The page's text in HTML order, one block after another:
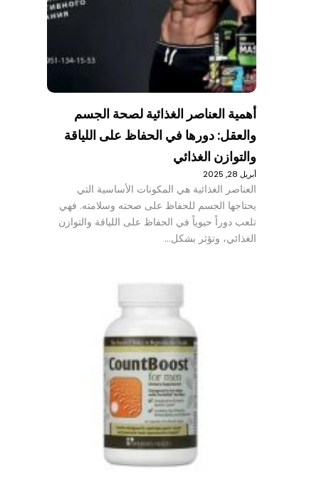
أهمية العناصر الغذائية لصحة الجسم
والعقل: دورها في الحفاظ على اللياقة
والتوازن الغذائي
أبريل 28, 2025
العناصر الغذائية هي المكونات الأساسية التي
يحتاجها الجسم للحفاظ على صحته وسلامته. فهي
تلعب دوراً حيوياً في الحفاظ على اللياقة والتوازن
الغذائي، وتؤثر بشكل…